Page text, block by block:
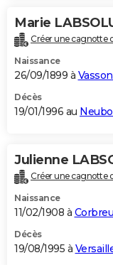
Marie
Créer une cagnotte
Naissance
26/09/1899 à
Décès
19/01/1996 au
Julienne
Créer une cagnotte
Naissance
11/02/1908 à
Décès
19/08/1995 à